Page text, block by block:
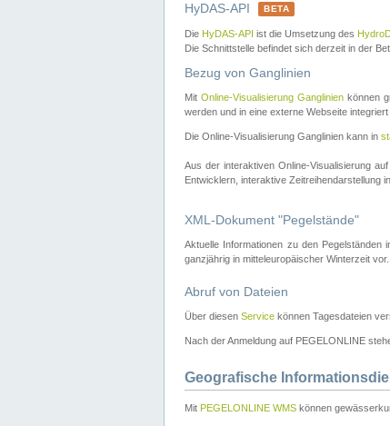
HyDAS-API BETA
Die HyDAS-API ist die Umsetzung des
Die Schnittstelle befindet sich derzeit in der
Bezug von Ganglinien
MitOnline-Visualisierung Ganglinien können
werden und in eine externe Webseite
Die Online-Visualisierung Ganglinien kann in
Aus der interaktiven Online-Visualisierung
Entwicklern, interaktive Zeitreihendarstellung
XML-Dokument "Pegelstände"
Aktuelle Informationen zu den
ganzjährig in mitteleuropäischer Winterzeit vor.
Abruf von Dateien
Über diesen Service können Tagesdateien
Nach der Anmeldung auf PEGELONLINE
Geografische
Mit PEGELONLINE WMS können